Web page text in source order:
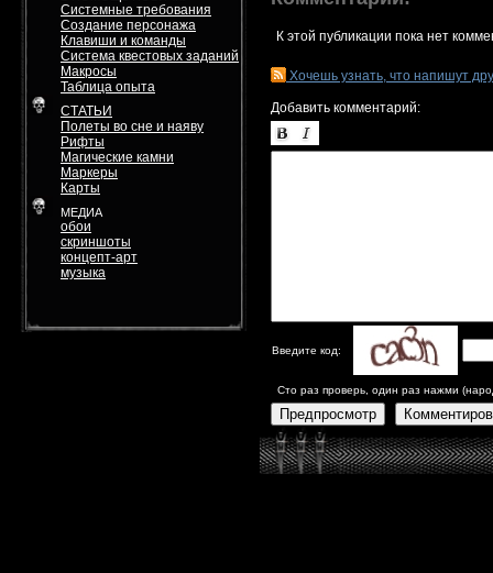
Системные требования
Создание персонажа
Клавиши и команды
Система квестовых заданий
Макросы
Таблица опыта
СТАТЬИ
Полеты во сне и наяву
Рифты
Магические камни
Маркеры
Карты
МЕДИА
обои
скриншоты
концепт-арт
музыка
К этой публикации пока нет
Хочешь узнать, что напишут
Добавить комментарий:
Введите код:
Сто раз проверь, один раз нажми
Предпросмотр